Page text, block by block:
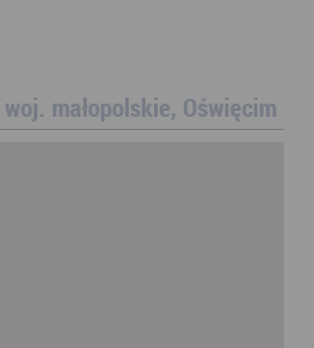
woj. małopolskie, Oświęcim